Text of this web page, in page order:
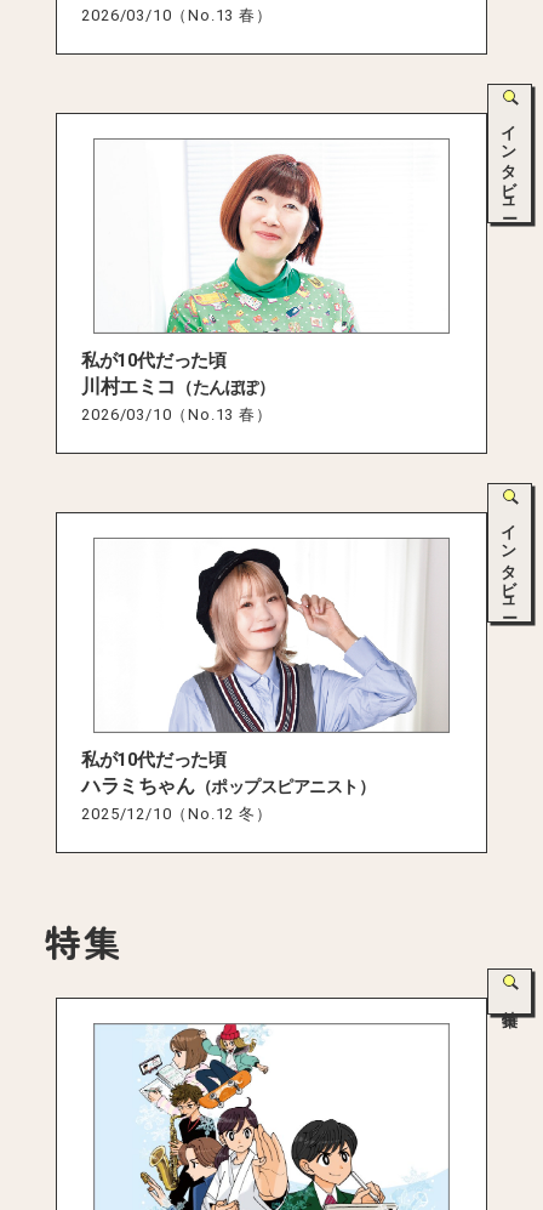
2026/03/10（No.13 春）
インタビュー
私が10代だった頃
川村エミコ （たんぽぽ）
2026/03/10（No.13 春）
インタビュー
私が10代だった頃
ハラミちゃん（ポップスピアニスト）
2025/12/10（No.12 冬）
特集